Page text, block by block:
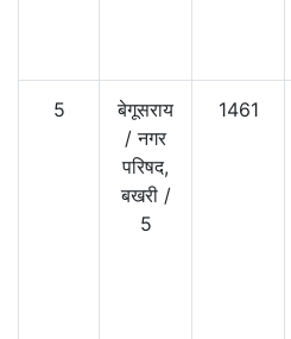
5
बेगूसराय
/नगर
परिषद,
बखरी /
5
1461